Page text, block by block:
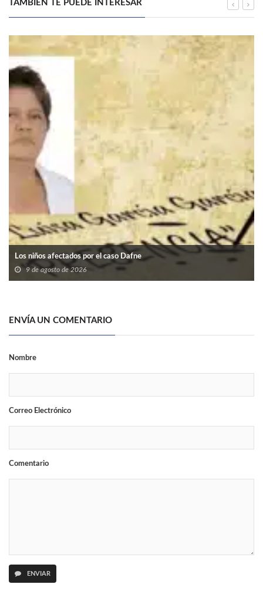
TAMBIÉN TE PUEDE INTERESAR
Los niños afectados por el caso Dafne
9 de agosto de 2026
ENVÍA UN COMENTARIO
Nombre
Correo Electrónico
Comentario
ENVIAR